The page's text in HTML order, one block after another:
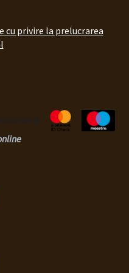
privire la prelucrarea